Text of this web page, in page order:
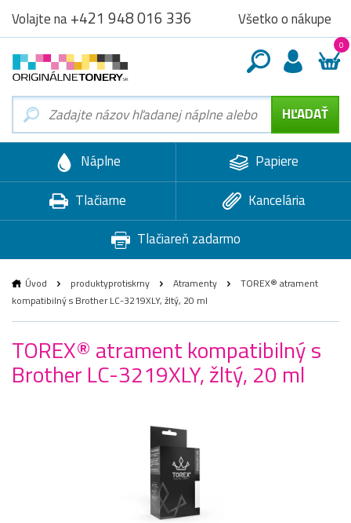
Volajte na+421 948 016 336 Všetko o nákupe
0
Náplne
Papiere
Tlačiarne
Kancelária
Tlačiareň zadarmo
Úvod produktyprotiskrny Atramenty
TOREX® atrament
kompatibilný s Brother LC-3219XLY, žltý, 20 ml
TOREX® atrament kompatibilný s
Brother LC-3219XLY, žltý, 20 ml